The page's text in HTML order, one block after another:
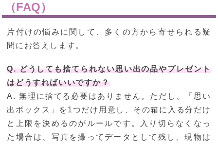
（FAQ）
片付けの悩みに関して、多くの方から寄せられる疑
問にお答えします。
Q. どうしても捨てられない思い出の品やプレゼント
はどうすればいいですか？
A. 無理に捨てる必要はありません。ただし、「思い
出ボックス」を1つだけ用意し、その箱に入る分だけ
と上限を決めるのがルールです。入り切らなくなっ
た場合は、写真を撮ってデータとして残し、現物は